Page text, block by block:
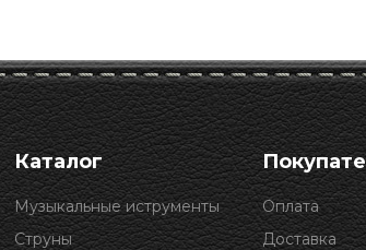
Каталог
Музыкальные иструменты
Струны
Оплата
Доставка